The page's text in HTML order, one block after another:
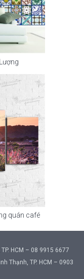
quán café
HCM – 08 9915 6677
Thạnh, TP. HCM – 0903